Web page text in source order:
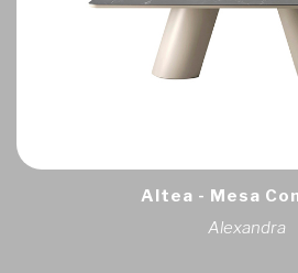
Altea - Mesa
Alexandra